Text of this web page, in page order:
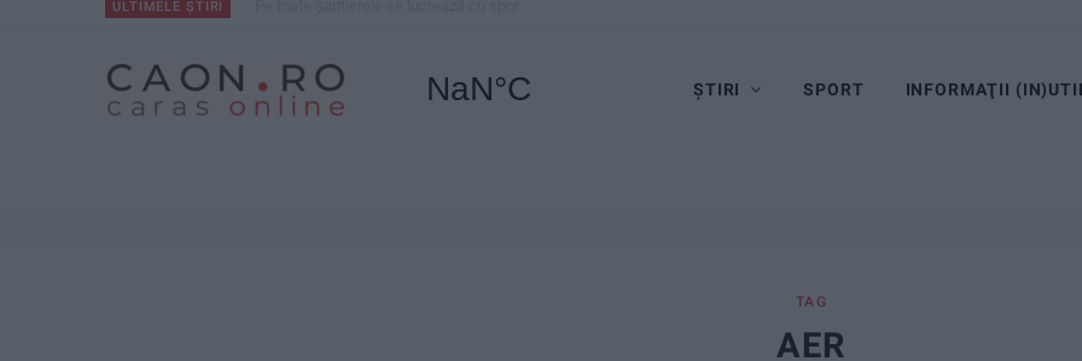
ULTIMELE ȘTIRI
ȘTIRI SPORT INFORMAŢII
TAG
AER